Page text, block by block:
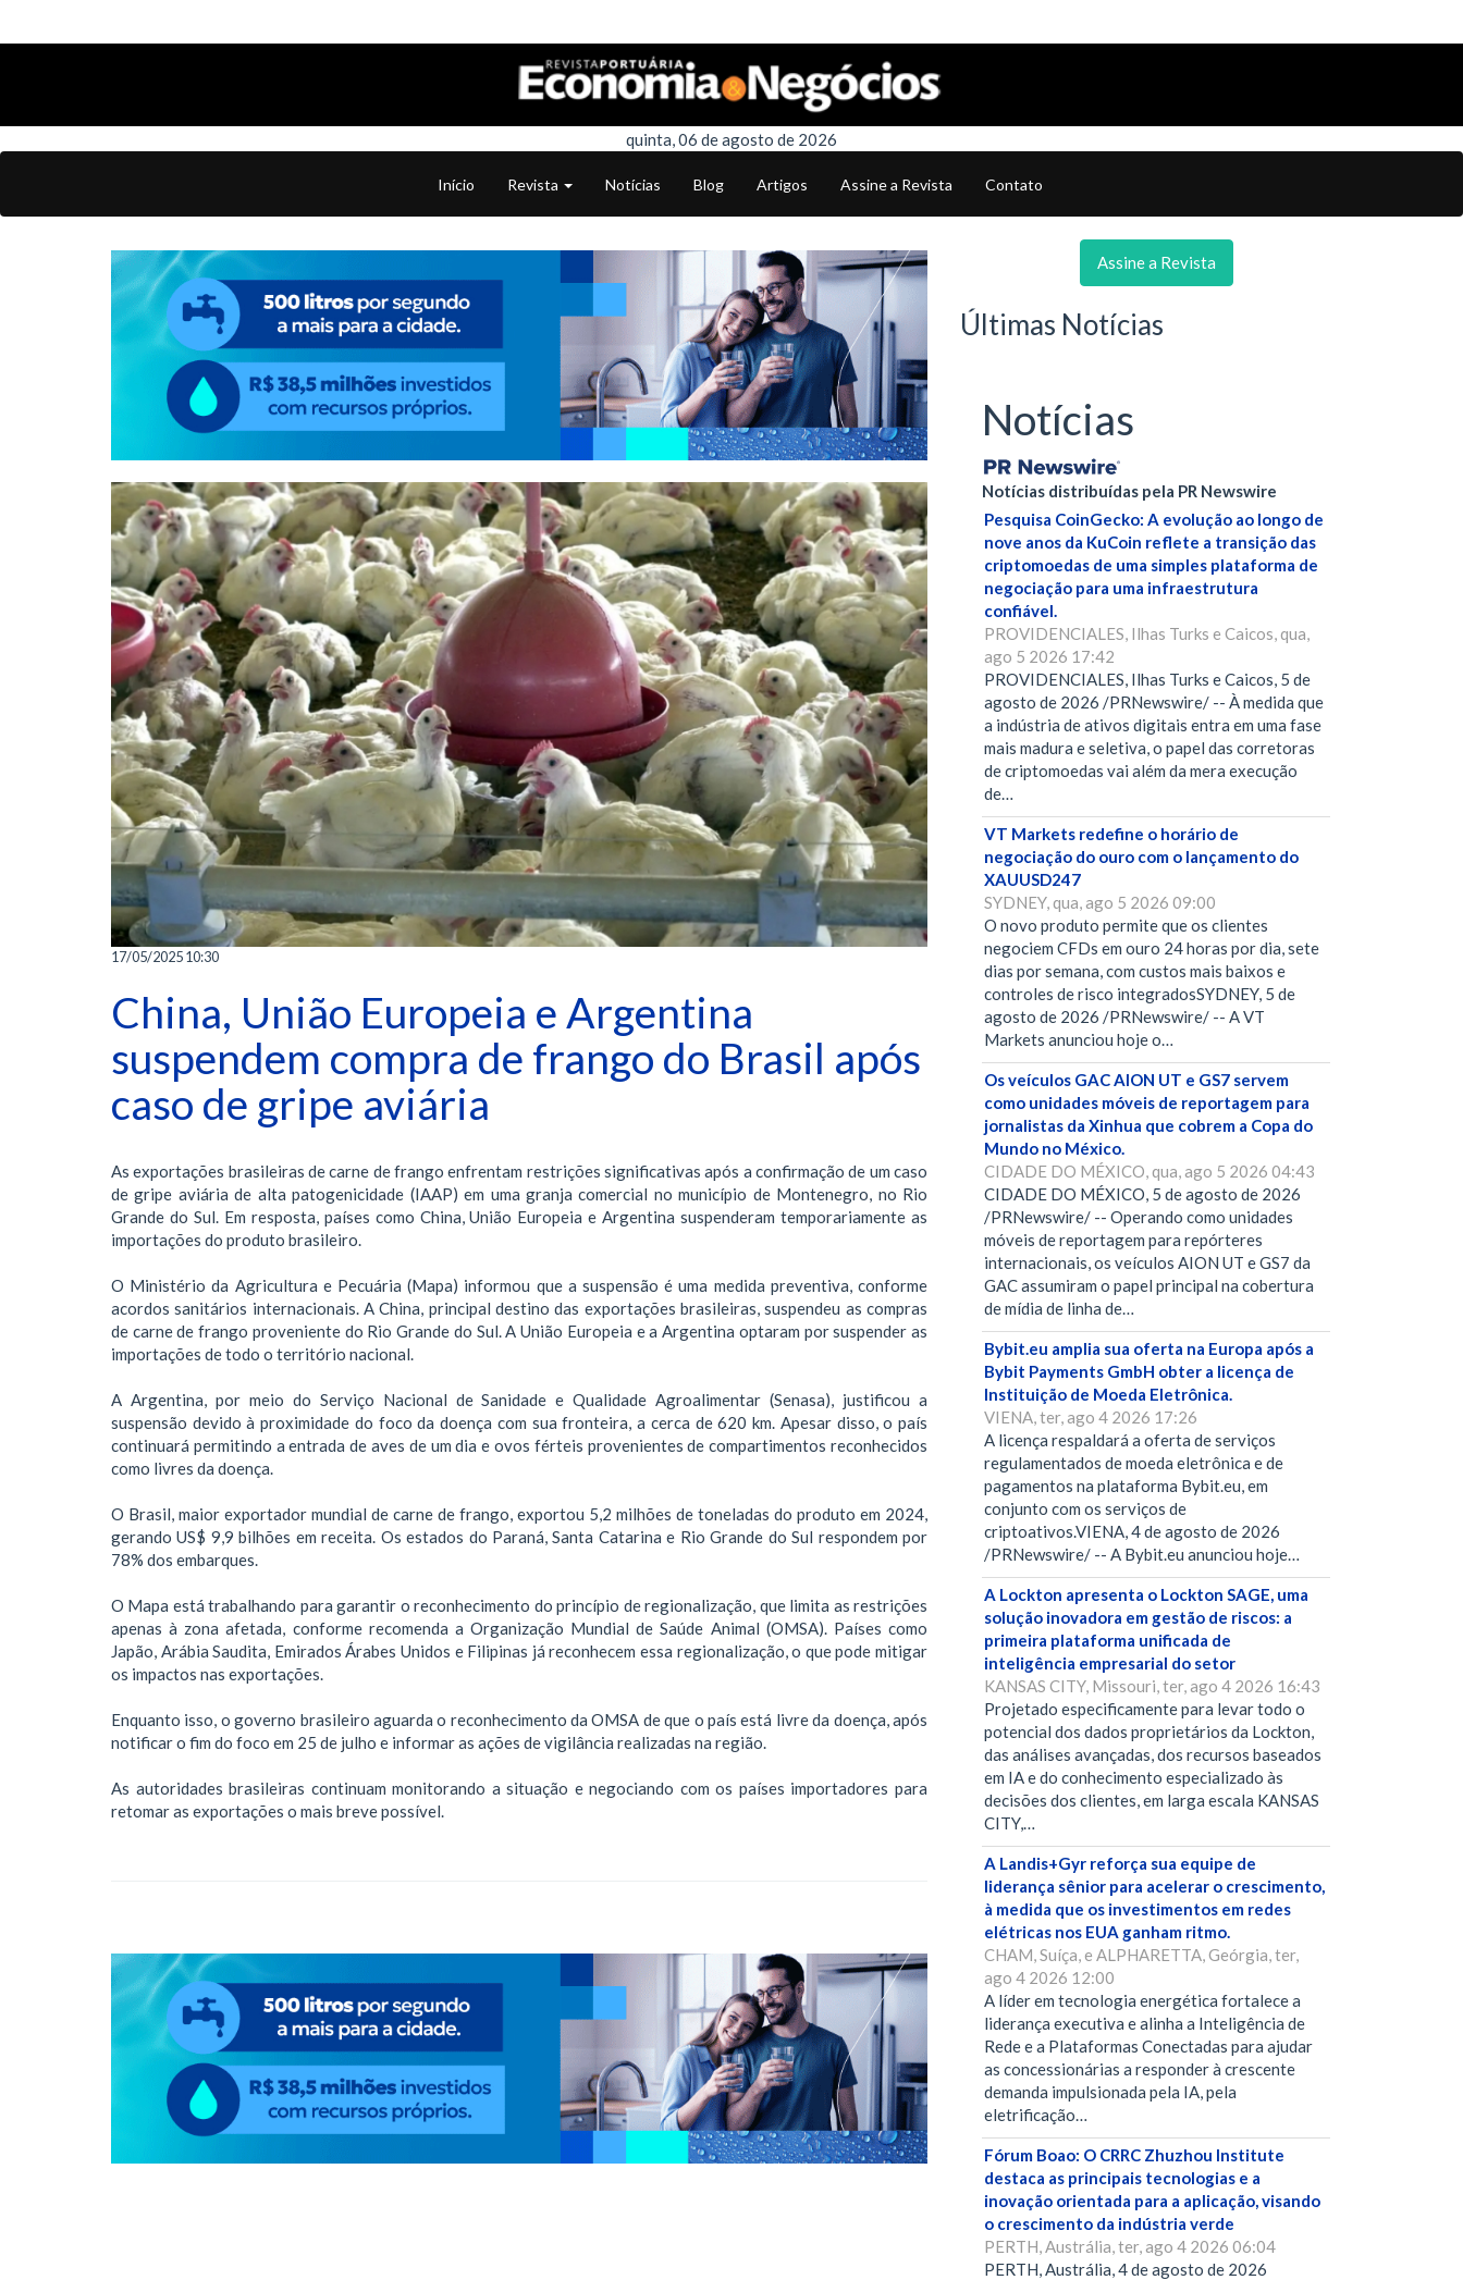
quinta, 06 de agosto de 2026
Início Revista Notícias Blog Artigos Assine a Revista Contato
17/05/2025 10:30
China, União Europeia e Argentina
suspendem compra de frango do Brasil após
caso de gripe aviária
As exportações brasileiras de carne de frango enfrentam restrições significativas após a confirmação de um caso
de gripe aviária de alta patogenicidade (IAAP) em uma granja comercial no município de Montenegro, no Rio
Grande do Sul. Em resposta, países como China, União Europeia e Argentina suspenderam temporariamente as
importações do produto brasileiro.
O Ministério da Agricultura e Pecuária (Mapa) informou que a suspensão é uma medida preventiva, conforme
acordos sanitários internacionais. A China, principal destino das exportações brasileiras, suspendeu as compras
de carne de frango proveniente do Rio Grande do Sul. A União Europeia e a Argentina optaram por suspender as
importações de todo o território nacional.
A Argentina, por meio do Serviço Nacional de Sanidade e Qualidade Agroalimentar (Senasa), justificou a
suspensão devido à proximidade do foco da doença com sua fronteira, a cerca de 620 km. Apesar disso, o país
continuará permitindo a entrada de aves de um dia e ovos férteis provenientes de compartimentos reconhecidos
como livres da doença.
O Brasil, maior exportador mundial de carne de frango, exportou 5,2 milhões de toneladas do produto em 2024,
gerando US$ 9,9 bilhões em receita. Os estados do Paraná, Santa Catarina e Rio Grande do Sul respondem por
78% dos embarques.
O Mapa está trabalhando para garantir o reconhecimento do princípio de regionalização, que limita as restrições
apenas à zona afetada, conforme recomenda a Organização Mundial de Saúde Animal (OMSA). Países como
Japão, Arábia Saudita, Emirados Árabes Unidos e Filipinas já reconhecem essa regionalização, o que pode mitigar
os impactos nas exportações.
Enquanto isso, o governo brasileiro aguarda o reconhecimento da OMSA de que o país está livre da doença, após
notificar o fim do foco em 25 de julho e informar as ações de vigilância realizadas na região.
As autoridades brasileiras continuam monitorando a situação e negociando com os países importadores para
retomar as exportações o mais breve possível.
Assine a Revista
Últimas Notícias
Notícias
Notícias distribuídas pela PR Newswire
Pesquisa CoinGecko: A evolução ao longo de
nove anos da KuCoin reflete a transição das
criptomoedas de uma simples plataforma de
negociação para uma infraestrutura
confiável.
PROVIDENCIALES, Ilhas Turks e Caicos, qua,
ago 5 2026 17:42
PROVIDENCIALES, Ilhas Turks e Caicos, 5 de
agosto de 2026 /PRNewswire/ -- À medida que
a indústria de ativos digitais entra em uma fase
mais madura e seletiva, o papel das corretoras
de criptomoedas vai além da mera execução
de…
VT Markets redefine o horário de
negociação do ouro com o lançamento do
XAUUSD247
SYDNEY, qua, ago 5 2026 09:00
O novo produto permite que os clientes
negociem CFDs em ouro 24 horas por dia, sete
dias por semana, com custos mais baixos e
controles de risco integradosSYDNEY, 5 de
agosto de 2026 /PRNewswire/ -- A VT
Markets anunciou hoje o…
Os veículos GAC AION UT e GS7 servem
como unidades móveis de reportagem para
jornalistas da Xinhua que cobrem a Copa do
Mundo no México.
CIDADE DO MÉXICO, qua, ago 5 2026 04:43
CIDADE DO MÉXICO, 5 de agosto de 2026
/PRNewswire/ -- Operando como unidades
móveis de reportagem para repórteres
internacionais, os veículos AION UT e GS7 da
GAC assumiram o papel principal na cobertura
de mídia de linha de…
Bybit.eu amplia sua oferta na Europa após a
Bybit Payments GmbH obter a licença de
Instituição de Moeda Eletrônica.
VIENA, ter, ago 4 2026 17:26
A licença respaldará a oferta de serviços
regulamentados de moeda eletrônica e de
pagamentos na plataforma Bybit.eu, em
conjunto com os serviços de
criptoativos.VIENA, 4 de agosto de 2026
/PRNewswire/ -- A Bybit.eu anunciou hoje…
A Lockton apresenta o Lockton SAGE, uma
solução inovadora em gestão de riscos: a
primeira plataforma unificada de
inteligência empresarial do setor
KANSAS CITY, Missouri, ter, ago 4 2026 16:43
Projetado especificamente para levar todo o
potencial dos dados proprietários da Lockton,
das análises avançadas, dos recursos baseados
em IA e do conhecimento especializado às
decisões dos clientes, em larga escala KANSAS
CITY,…
A Landis+Gyr reforça sua equipe de
liderança sênior para acelerar o crescimento,
à medida que os investimentos em redes
elétricas nos EUA ganham ritmo.
CHAM, Suíça, e ALPHARETTA, Geórgia, ter,
ago 4 2026 12:00
A líder em tecnologia energética fortalece a
liderança executiva e alinha a Inteligência de
Rede e a Plataformas Conectadas para ajudar
as concessionárias a responder à crescente
demanda impulsionada pela IA, pela
eletrificação…
Fórum Boao: O CRRC Zhuzhou Institute
destaca as principais tecnologias e a
inovação orientada para a aplicação, visando
o crescimento da indústria verde
PERTH, Austrália, ter, ago 4 2026 06:04
PERTH, Austrália, 4 de agosto de 2026